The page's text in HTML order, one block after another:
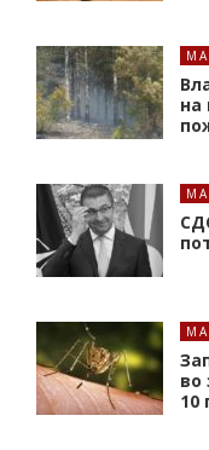
на
во
10